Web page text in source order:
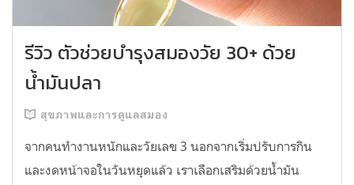
รีวิว ตัวช่วยบำรุงสมองวัย 30+ ด้วย
น้ำมันปลา
สุขภาพและการดูแลสมอง
จากคนทำงานหนักและวัยเลข 3 นอกจากเริ่มปรับการกิน
และงดหน้าจอในวันหยุดแล้ว เราเลือกเสริมด้วยน้ำมัน